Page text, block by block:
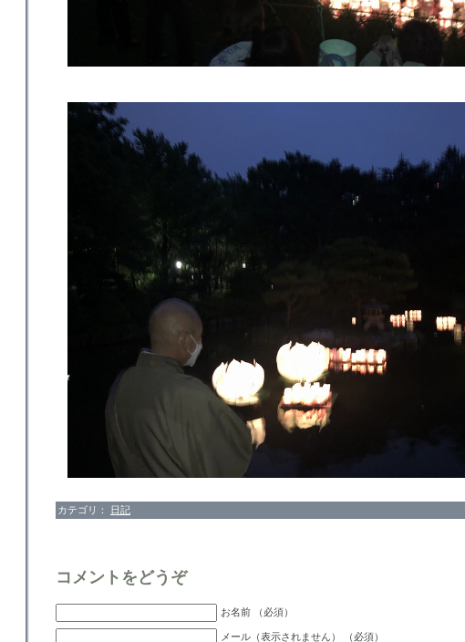
カテゴリ： 日記
コメントをどうぞ
お名前 （必須）
メール（表示されません） （必須）